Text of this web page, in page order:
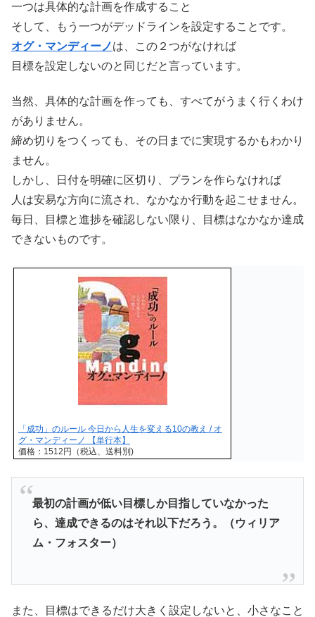
一つは具体的な計画を作成すること
そして、もう一つがデッドラインを設定することです。
オグ・マンディーノは、この２つがなければ
目標を設定しないのと同じだと言っています。
当然、具体的な計画を作っても、すべてがうまく行くわけ
がありません。
締め切りをつくっても、その日までに実現するかもわかり
ません。
しかし、日付を明確に区切り、プランを作らなければ
人は安易な方向に流され、なかなか行動を起こせません。
毎日、目標と進捗を確認しない限り、目標はなかなか達成
できないものです。
「成功」のルール 今日から人生を変える10の教え / オ
グ・マンディーノ 【単行本】
価格：1512円（税込、送料別)
最初の計画が低い目標しか目指していなかった
ら、達成できるのはそれ以下だろう。（ウィリア
ム・フォスター）
また、目標はできるだけ大きく設定しないと、小さなこと